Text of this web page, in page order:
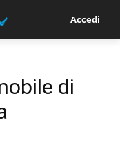
Accedi
di